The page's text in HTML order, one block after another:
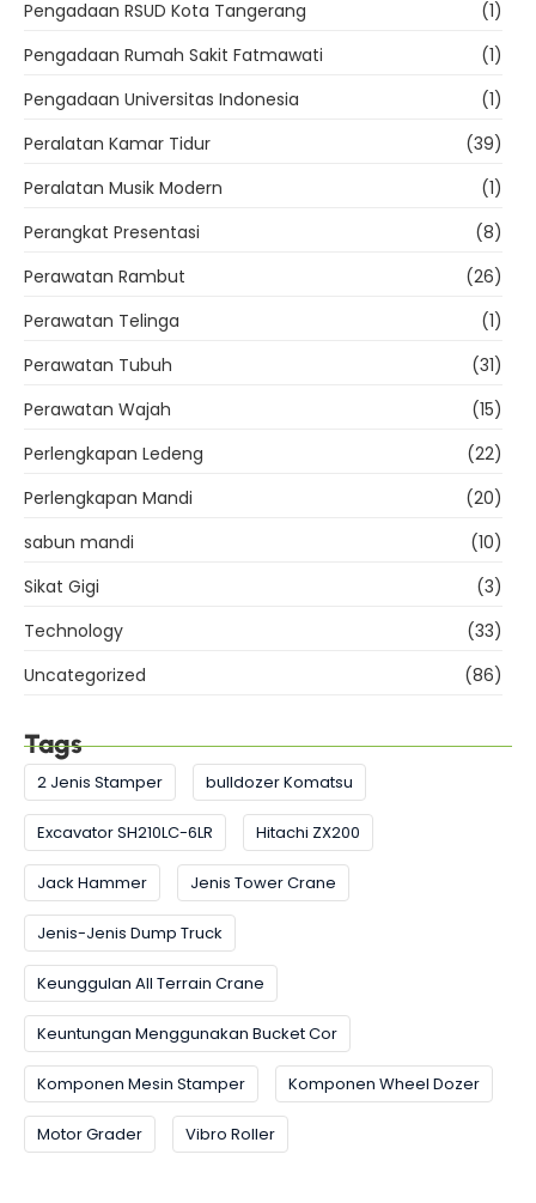
Pengadaan RSUD Kota Tangerang
(1)
Pengadaan Rumah Sakit Fatmawati
(1)
Pengadaan Universitas Indonesia
(1)
Peralatan Kamar Tidur
(39)
Peralatan Musik Modern
(1)
Perangkat Presentasi
(8)
Perawatan Rambut
(26)
Perawatan Telinga
(1)
Perawatan Tubuh
(31)
Perawatan Wajah
(15)
Perlengkapan Ledeng
(22)
Perlengkapan Mandi
(20)
sabun mandi
(10)
Sikat Gigi
(3)
Technology
(33)
Uncategorized
(86)
Tags
2 Jenis Stamper bulldozer Komatsu
Excavator SH210LC-6LR Hitachi ZX200
Jack Hammer Jenis Tower Crane
Jenis-Jenis Dump Truck
Keunggulan All Terrain Crane
Keuntungan Menggunakan Bucket Cor
Komponen Mesin Stamper Komponen Wheel Dozer
Motor Grader Vibro Roller